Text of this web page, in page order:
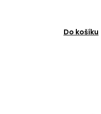
Do košíku